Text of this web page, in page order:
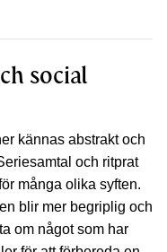
social
kännas abstrakt och
och ritprat
många olika syften.
blir mer begriplig och
om något som har